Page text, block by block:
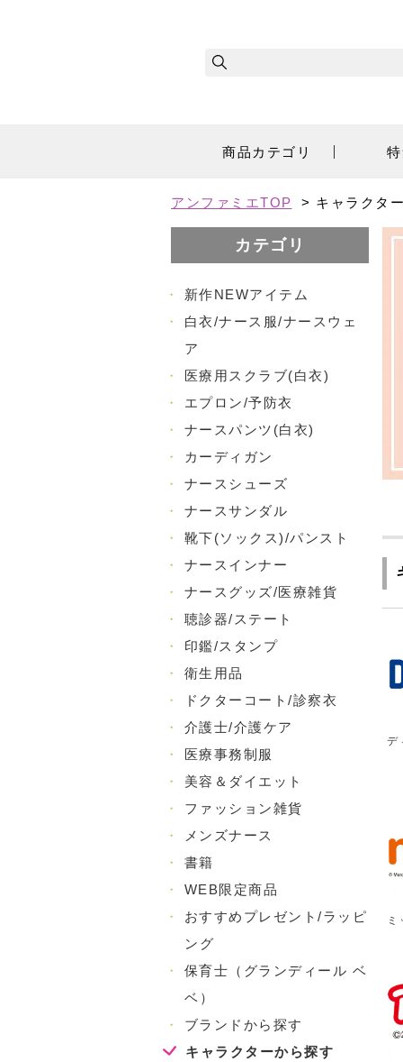
商品カテゴリ
アンファミエTOP > キャラクタ
カテゴリ
・
新作NEWアイテム
・
白衣/ナース服/ナースウェ
ア
・
医療用スクラブ(白衣)
・
エプロン/予防衣
・
ナースパンツ(白衣)
・
カーディガン
・
ナースシューズ
・
ナースサンダル
・
靴下(ソックス)/パンスト
・
ナースインナー
・
ナースグッズ/医療雑貨
・
聴診器/ステート
・
印鑑/スタンプ
・
衛生用品
・
ドクターコート/診察衣
・
介護士/介護ケア
・
医療事務制服
・
美容＆ダイエット
・
ファッション雑貨
・
メンズナース
・
書籍
・
WEB限定商品
・
おすすめプレゼント/ラッピ
ング
・
保育士（グランディール ベ
ベ）
・
ブランドから探す
キャラクターから探す
デ
ミ